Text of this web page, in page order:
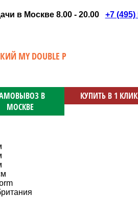
в Москве 8.00 - 20.00 +7 (495)
MY DOUBLE P
КУПИТЬ В 1 КЛИК
В
МОСКВЕ